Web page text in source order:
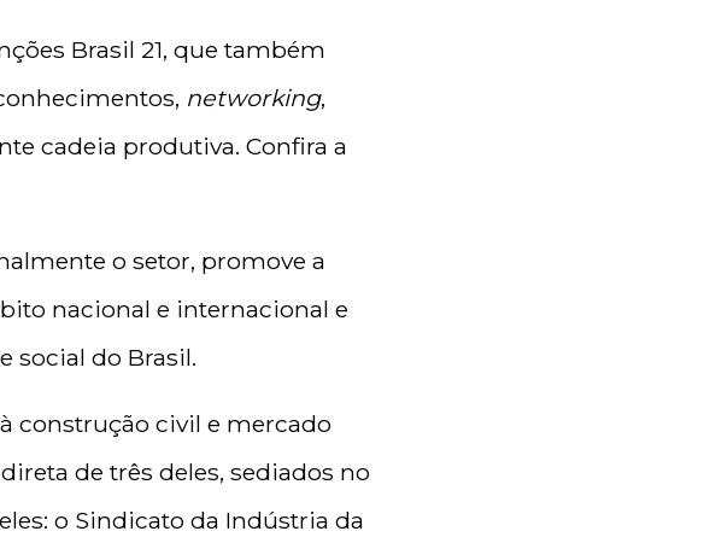
Brasil 21, que também
networking,
cadeia produtiva. Confira a
o setor, promove a
nacional e internacional e
social do Brasil.
construção civil e mercado
de três deles, sediados no
o Sindicato da Indústria da